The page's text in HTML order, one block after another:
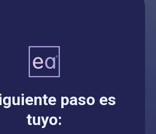
paso es
tuyo:
click te conecta
¡Estamos a
tu disposición!